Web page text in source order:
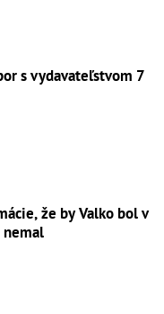
s vydavateľstvom 7
že by Valko bol v
nemal